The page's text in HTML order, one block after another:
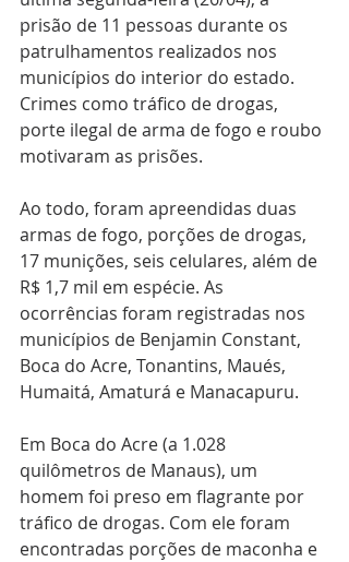
prisão de 11 pessoas durante os
patrulhamentos realizados nos
municípios do interior do estado.
Crimes como tráfico de drogas,
porte ilegal de arma de fogo e roubo
motivaram as prisões.
Ao todo, foram apreendidas duas
armas de fogo, porções de drogas,
17 munições, seis celulares, além de
R$ 1,7 mil em espécie. As
ocorrências foram registradas nos
municípios de Benjamin Constant,
Boca do Acre, Tonantins, Maués,
Humaitá, Amaturá e Manacapuru.
Em Boca do Acre (a 1.028
quilômetros de Manaus), um
homem foi preso em flagrante por
tráfico de drogas. Com ele foram
encontradas porções de maconha e